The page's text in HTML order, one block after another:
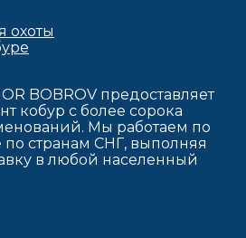
охоты
BOBROV предоставляет
кобур c более сорока
Мы работаем по
по странам СНГ, выполняя
в любой населенный